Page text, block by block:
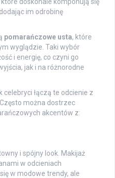
im odrobinę
pomarańczowe usta, które
wyglądzie. Taki wybór
i energię, co czyni go
jak i na różnorodne
celebryci łączą te odcienie z
można dostrzec
akcentów z:
i spójny look. Makijaż
w odcieniach
w modowe trendy, ale